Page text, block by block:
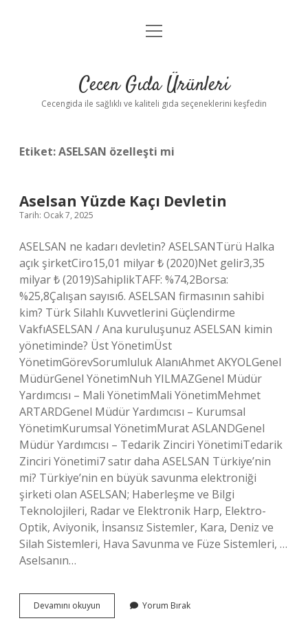
Anasayfa
Yasal Uyarı
menüyü
Cecen Gıda Ürünleri
Cecengida ile sağlıklı ve kaliteli gıda seçeneklerini keşfedin
Etiket:ASELSAN özelleşti mi
Aselsan Yüzde Kaçı Devletin
Tarih: Ocak 7, 2025
ASELSAN ne kadarı devletin? ASELSANTürü Halka
açık şirketCiro15,01 milyar ₺ (2020)Net gelir3,35
milyar ₺ (2019)SahiplikTAFF: %74,2Borsa:
%25,8Çalışan sayısı6. ASELSAN firmasının sahibi
kim? Türk Silahlı Kuvvetlerini Güçlendirme
VakfıASELSAN / Ana kuruluşunuz ASELSAN kimin
yönetiminde? Üst YönetimÜst
YönetimGörevSorumluluk AlanıAhmet AKYOLGenel
MüdürGenel YönetimNuh YILMAZGenel Müdür
Yardımcısı – Mali YönetimMali YönetimMehmet
ARTARDGenel Müdür Yardımcısı – Kurumsal
YönetimKurumsal YönetimMurat ASLANDGenel
Müdür Yardımcısı – Tedarik Zinciri YönetimiTedarik
Zinciri Yönetimi7 satır daha ASELSAN Türkiye’nin
mi? Türkiye’nin en büyük savunma elektroniği
şirketi olan ASELSAN; Haberleşme ve Bilgi
Teknolojileri, Radar ve Elektronik Harp, Elektro-
Optik, Aviyonik, İnsansız Sistemler, Kara, Deniz ve
Silah Sistemleri, Hava Savunma ve Füze Sistemleri, …
Aselsanın…
Devamını okuyun
Yüzde
Yorum Bırak